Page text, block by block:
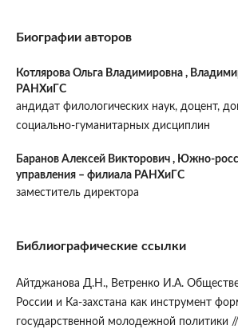
Биографии авторов
Котлярова Ольга Владимировна ,
РАНХиГС
андидат филологических наук, доцент,
социально-гуманитарных дисциплин
Баранов Алексей Викторович , Южно-
управления – филиала РАНХиГС
заместитель директора
Библиографические ссылки
Айтджанова Д.Н., Ветренко И.А.
России и Ка-захстана как инструмент
государственной молодежной политики